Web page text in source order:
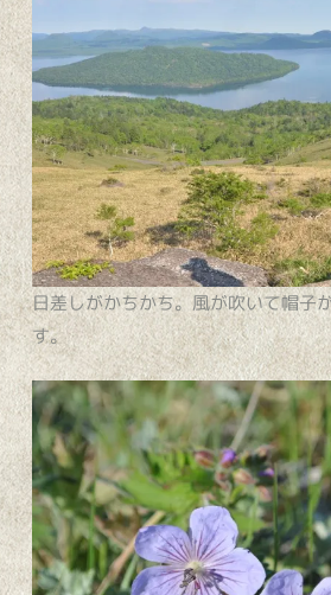
日差しがかちかち。風が吹いて帽子
す。